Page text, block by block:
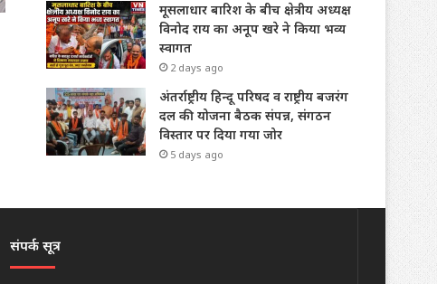
मूसलाधार बारिश के बीच क्षेत्रीय अध्यक्ष
विनोद राय का अनूप खरे ने किया भव्य
स्वागत
2 days ago
अंतर्राष्ट्रीय हिन्दू परिषद व राष्ट्रीय बजरंग
दल की योजना बैठक संपन्न, संगठन
विस्तार पर दिया गया जोर
5 days ago
संपर्क सूत्र